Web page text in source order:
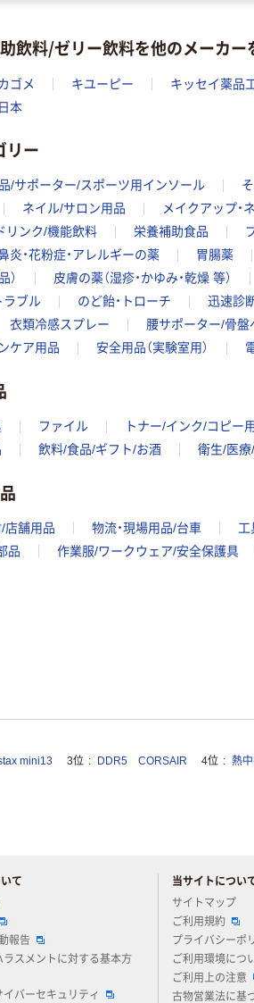
飲料/ゼリー飲料を他のメーカー
ゴメ キユーピー キッセイ薬品
本
リー
/サポーター/スポーツ用インソール
ネイル/サロン用品 メイクアップ・
リンク/機能飲料
栄養補助食品
炎・花粉症・アレルギーの薬 胃腸薬
）
皮膚の薬（湿疹・かゆみ・乾燥 等）
ラブル のど飴・トローチ 迅速診
衣類冷感スプレー 腰サポーター/骨盤
ケア用品 安全用品（実験室用）
ファイル トナー/インク/コピー
飲料/食品/ギフト/お酒 衛生/医
店舗用品 物流・現場用品/台車 工
品
作業服/ワークウェア/安全保護具
mini13 3位 DDR5 CORSAIR 4位 熱
て
報告
ラスメントに対する基本方
バーセキュリティ
当サイトについ
サイトマップ
ご利用規約
プライバシーポ
ご利用環境につ
ご利用上の注意
古物営業法に基